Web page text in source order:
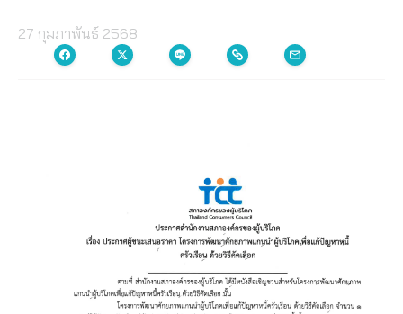
27 กุมภาพันธ์ 2568